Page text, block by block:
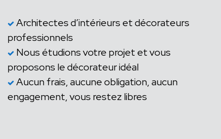
Architectes d’intérieurs et décorateurs
professionnels
Nous étudions votre projet et vous
proposons le décorateur idéal
Aucun frais, aucune obligation, aucun
engagement, vous restez libres